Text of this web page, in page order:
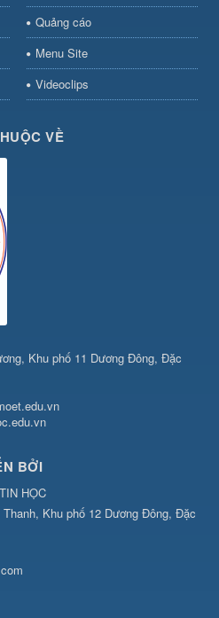
Quảng cáo
Menu Site
Videoclips
VỀ
Khu phố 11 Dương Đông, Đặc
BỞI
HỌC
Khu phố 12 Dương Đông, Đặc